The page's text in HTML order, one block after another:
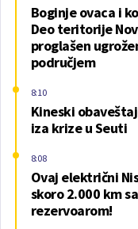
Boginje ovaca i
Deo teritorije
proglašen
područjem
Kineski
iza krize u Seuti
8:10
Ovaj električni
skoro 2.000 km
rezervoarom!
8:08